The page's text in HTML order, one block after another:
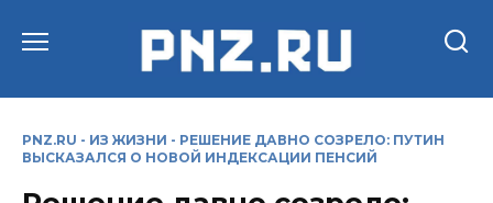
PNZ.RU - ИЗ ЖИЗНИ - РЕШЕНИЕ ДАВНО СОЗРЕЛО: ПУТИН
ВЫСКАЗАЛСЯ О НОВОЙ ИНДЕКСАЦИИ ПЕНСИЙ